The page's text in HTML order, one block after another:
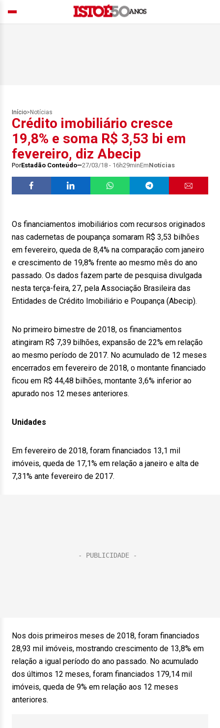
Início> Notícias
Crédito imobiliário cresce
19,8% e soma R$ 3,53 bi em
fevereiro, diz Abecip
PorEstadão Conteúdo 27/03/18 - 16h29minEmNotícias
Os financiamentos imobiliários com recursos originados
nas cadernetas de poupança somaram R$ 3,53 bilhões
em fevereiro, queda de 8,4% na comparação com janeiro
e crescimento de 19,8% frente ao mesmo mês do ano
passado. Os dados fazem parte de pesquisa divulgada
nesta terça-feira, 27, pela Associação Brasileira das
Entidades de Crédito Imobiliário e Poupança (Abecip).
No primeiro bimestre de 2018, os financiamentos
atingiram R$ 7,39 bilhões, expansão de 22% em relação
ao mesmo período de 2017. No acumulado de 12 meses
encerrados em fevereiro de 2018, o montante financiado
ficou em R$ 44,48 bilhões, montante 3,6% inferior ao
apurado nos 12 meses anteriores.
Unidades
Em fevereiro de 2018, foram financiados 13,1 mil
imóveis, queda de 17,1% em relação a janeiro e alta de
7,31% ante fevereiro de 2017.
Nos dois primeiros meses de 2018, foram financiados
28,93 mil imóveis, mostrando crescimento de 13,8% em
relação a igual período do ano passado. No acumulado
dos últimos 12 meses, foram financiados 179,14 mil
imóveis, queda de 9% em relação aos 12 meses
anteriores.